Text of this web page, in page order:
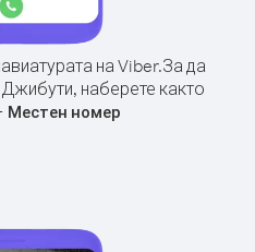
на Viber.За да
наберете както
Местен номер